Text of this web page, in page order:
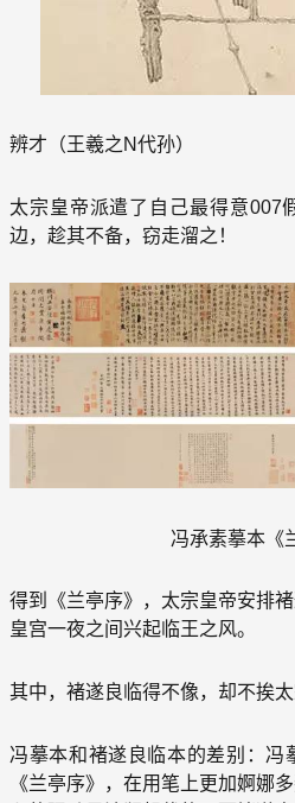
辨才（王羲之N代孙）
太宗皇帝派遣了自己最得意007
边，趁其不备，窃走溜之！
冯承素摹本《
得到《兰亭序》，太宗皇帝安排
皇宫一夜之间兴起临王之风。
其中，褚遂良临得不像，却不挨太
冯摹本和褚遂良临本的差别：冯
《兰亭序》，在用笔上更加婀娜